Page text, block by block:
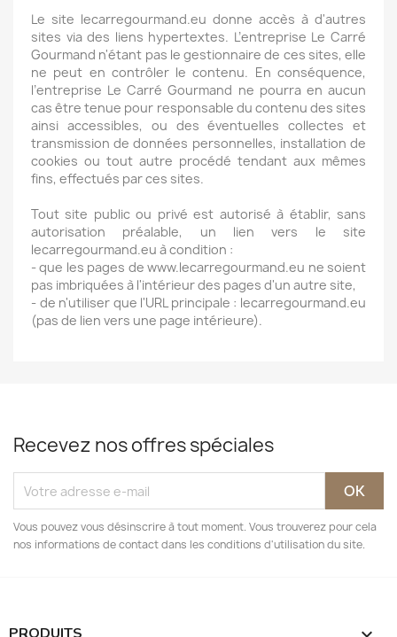
Le site lecarregourmand.eu donne accès à d'autres
sites via des liens hypertextes. L’entreprise Le Carré
Gourmand n'étant pas le gestionnaire de ces sites, elle
ne peut en contrôler le contenu. En conséquence,
l’entreprise Le Carré Gourmand ne pourra en aucun
cas être tenue pour responsable du contenu des sites
ainsi accessibles, ou des éventuelles collectes et
transmission de données personnelles, installation de
cookies ou tout autre procédé tendant aux mêmes
fins, effectués par ces sites.
Tout site public ou privé est autorisé à établir, sans
autorisation préalable, un lien vers le site
lecarregourmand.eu à condition :
- que les pages de www.lecarregourmand.eu ne soient
pas imbriquées à l'intérieur des pages d'un autre site,
- de n'utiliser que l'URL principale : lecarregourmand.eu
(pas de lien vers une page intérieure).
Recevez nos offres spéciales
Vous pouvez vous désinscrire à tout moment. Vous trouverez pour cela
nos informations de contact dans les conditions d'utilisation du site.